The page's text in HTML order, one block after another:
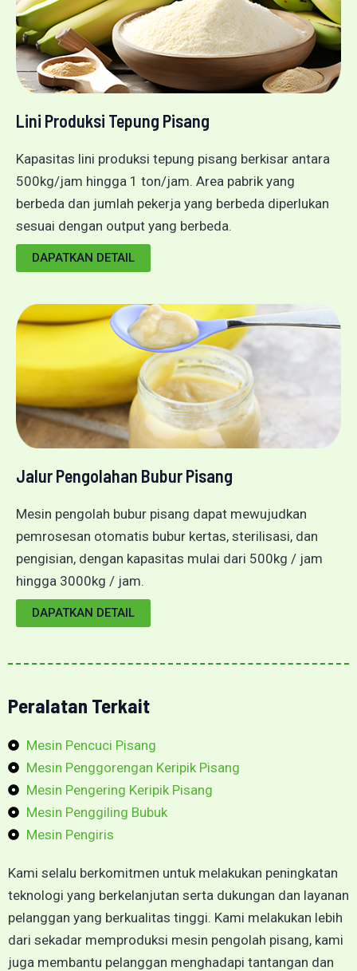
Lini Produksi Tepung Pisang
Kapasitas lini produksi tepung pisang berkisar antara
500kg/jam hingga 1 ton/jam. Area pabrik yang
berbeda dan jumlah pekerja yang berbeda diperlukan
sesuai dengan output yang berbeda.
DAPATKAN DETAIL
Jalur Pengolahan Bubur Pisang
Mesin pengolah bubur pisang dapat mewujudkan
pemrosesan otomatis bubur kertas, sterilisasi, dan
pengisian, dengan kapasitas mulai dari 500kg / jam
hingga 3000kg / jam.
DAPATKAN DETAIL
Peralatan Terkait
Mesin Pencuci Pisang
Mesin Penggorengan Keripik Pisang
Mesin Pengering Keripik Pisang
Mesin Penggiling Bubuk
Mesin Pengiris
Kami selalu berkomitmen untuk melakukan peningkatan
teknologi yang berkelanjutan serta dukungan dan layanan
pelanggan yang berkualitas tinggi. Kami melakukan lebih
dari sekadar memproduksi mesin pengolah pisang, kami
juga membantu pelanggan menghadapi tantangan dan